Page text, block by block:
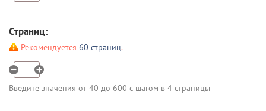
Страниц:
Рекомендуется 60 страниц.
Введите значения от 40 до 600 с шагом в 4 страницы